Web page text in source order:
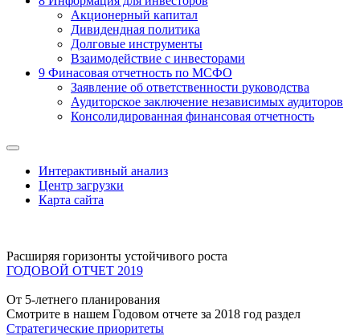
Акционерный капитал
Дивидендная политика
Долговые инструменты
Взаимодействие с инвеcторами
9 Финасовая отчетность по МСФО
Заявление об ответственности руководства
Аудиторское заключение независимых аудиторов
Консолидированная финансовая отчетность
Интерактивный анализ
Центр загрузки
Карта сайта
Расширяя горизонты устойчивого роста
ГОДОВОЙ ОТЧЕТ 2019
От 5-летнего планирования
Смотрите в нашем Годовом отчете за 2018 год раздел
Стратегические приоритеты